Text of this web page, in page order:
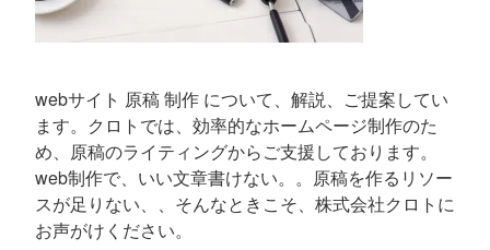
webサイト 原稿 制作 について、解説、ご提案してい
ます。クロトでは、効率的なホームページ制作のた
め、原稿のライティングからご支援しております。
web制作で、いい文章書けない。。原稿を作るリソー
スが足りない、、そんなときこそ、株式会社クロトに
お声がけください。